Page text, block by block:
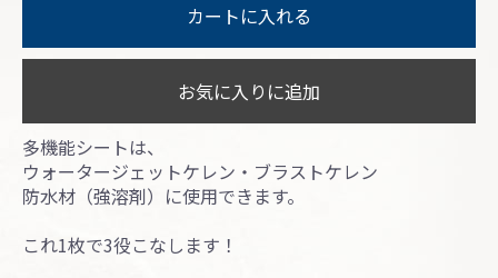
カートに入れる
お気に入りに追加
多機能シートは、
ウォータージェットケレン・ブラストケレン
防水材（強溶剤）に使用できます。
これ1枚で3役こなします！